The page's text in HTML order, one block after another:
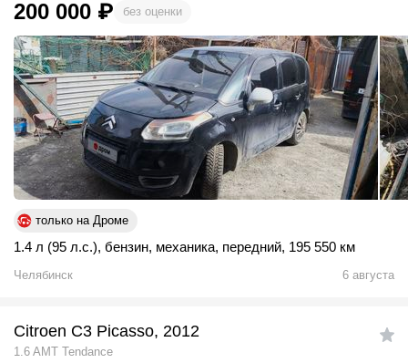
200 000 ₽ без оценки
только на Дроме
1.4 л (95 л.с.), бензин, механика, передний, 195 550 км
Челябинск 6 августа
Citroen C3 Picasso, 2012
1.6 AMT Tendance